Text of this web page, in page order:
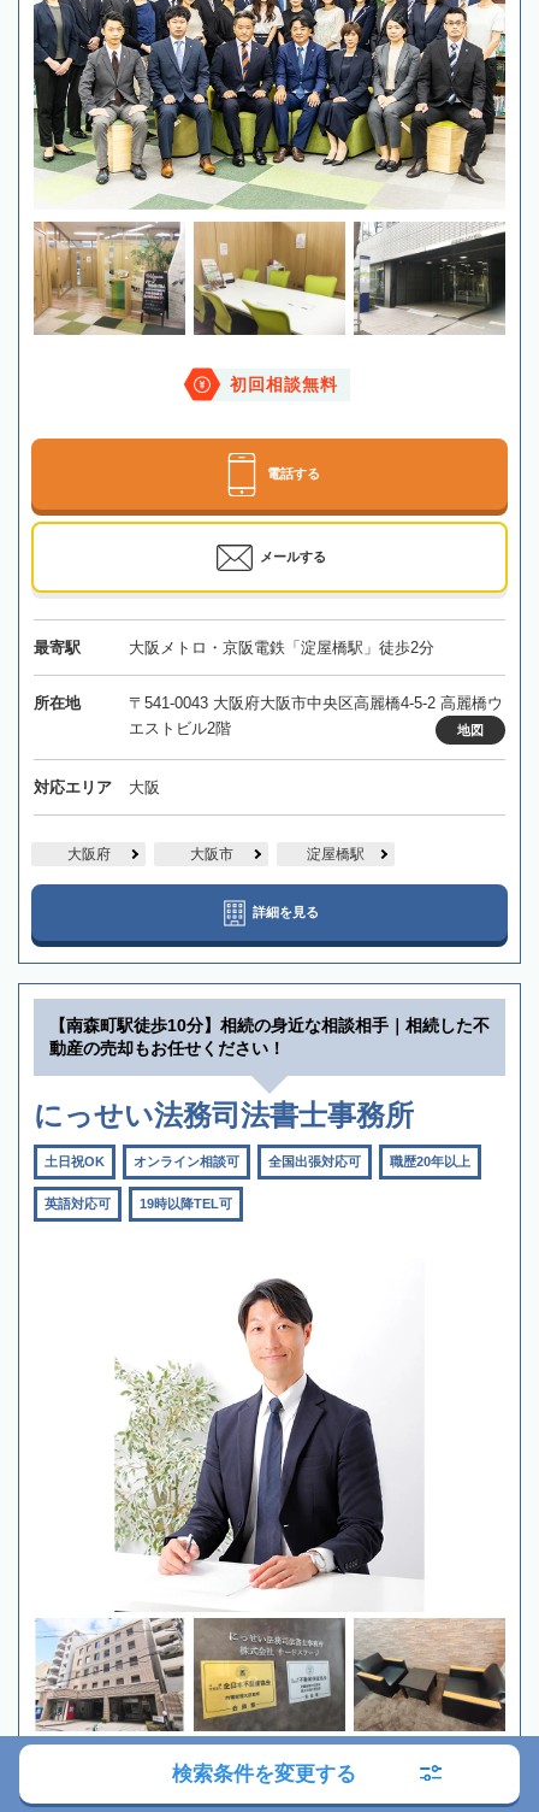
初回相談無料
電話する
メールする
最寄駅 大阪メトロ・京阪電鉄「淀屋橋駅」徒歩2分
所在地
〒541-0043 大阪府大阪市中央区高麗橋4-5-2 高麗橋ウ
エストビル2階
地図
対応エリア 大阪
大阪府 大阪市 淀屋橋駅
詳細を見る
【南森町駅徒歩10分】相続の身近な相談相手｜相続した不
動産の売却もお任せください！
にっせい法務司法書士事務所
土日祝OK オンライン相談可 全国出張対応可 職歴20年以上
英語対応可 19時以降TEL可
初回相談無料
検索条件を変更する